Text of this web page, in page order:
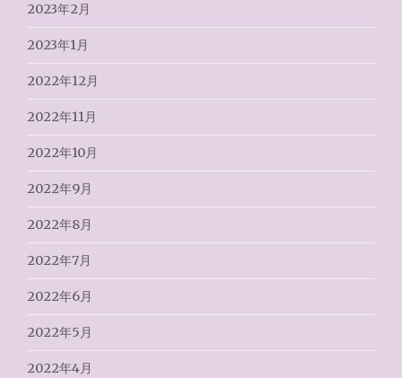
2023年2月
2023年1月
2022年12月
2022年11月
2022年10月
2022年9月
2022年8月
2022年7月
2022年6月
2022年5月
2022年4月